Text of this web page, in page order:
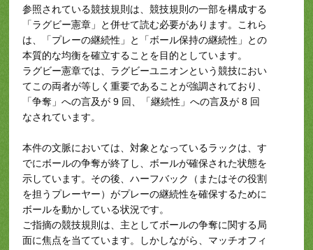
参照されている競技規則は、競技規則の一部を構成する
「ラグビー憲章」と併せて読む必要があります。これら
は、「プレーの継続性」と「ボール保持の継続性」との
本質的な均衡を確立することを目的としています。
ラグビー憲章では、ラグビーユニオンという競技におい
てこの両者が等しく重要であることが強調されており、
「争奪」への言及が 9 回、「継続性」への言及が 8 回
なされています。
本件の文脈においては、対象となっているラックは、す
でにボールの争奪が終了し、ボールが確保された状態を
示しています。その後、ハーフバック（またはその役割
を担うプレーヤー）がプレーの継続性を確保するために
ボールを動かしている状況です。
ご指摘の競技規則は、主としてボールの争奪に関する局
面に焦点を当てています。しかしながら、マッチオフィ